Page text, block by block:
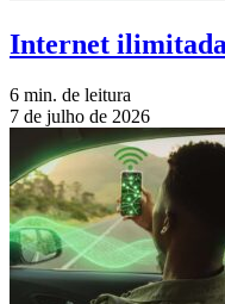
Internet
6 min. de leitura
7 de julho de 2026